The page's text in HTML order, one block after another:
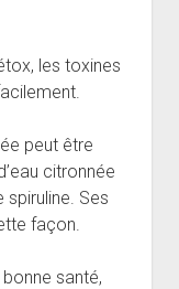
les toxines
peut être
citronnée
Ses
façon.
santé,